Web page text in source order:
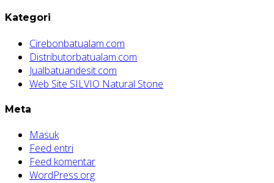
Kategori
Cirebonbatualam.com
Distributorbatualam.com
Jualbatuandesit.com
Web Site SILVIO Natural Stone
Meta
Masuk
Feed entri
Feed komentar
WordPress.org